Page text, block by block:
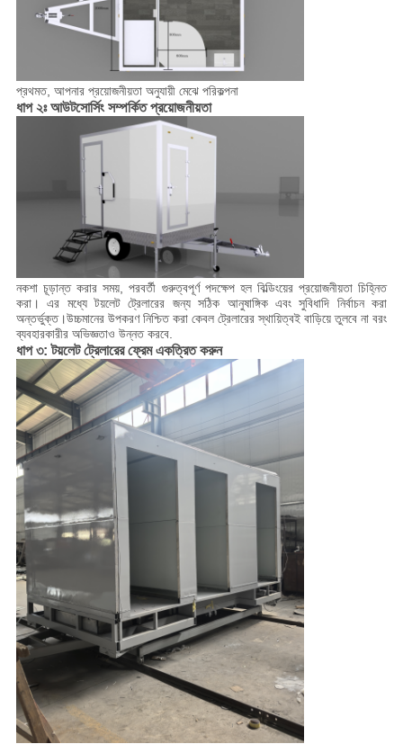
প্রথমত, আপনার প্রয়োজনীয়তা অনুযায়ী মেঝে পরিকল্পনা
ধাপ ২ঃ আউটসোর্সিং সম্পর্কিত প্রয়োজনীয়তা
নকশা চূড়ান্ত করার সময়, পরবর্তী গুরুত্বপূর্ণ পদক্ষেপ হল বিল্ডিংয়ের প্রয়োজনীয়তা চিহ্নিত
করা। এর মধ্যে টয়লেট ট্রেলারের জন্য সঠিক আনুষাঙ্গিক এবং সুবিধাদি নির্বাচন করা
অন্তর্ভুক্ত।উচ্চমানের উপকরণ নিশ্চিত করা কেবল ট্রেলারের স্থায়িত্বই বাড়িয়ে তুলবে না বরং
ব্যবহারকারীর অভিজ্ঞতাও উন্নত করবে.
ধাপ ৩: টয়লেট ট্রেলারের ফ্রেম একত্রিত করুন